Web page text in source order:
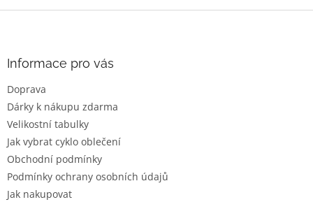
a
s
Informace pro vás
Doprava
Dárky k nákupu zdarma
Velikostní tabulky
Jak vybrat cyklo oblečení
Obchodní podmínky
Podmínky ochrany osobních údajů
Jak nakupovat